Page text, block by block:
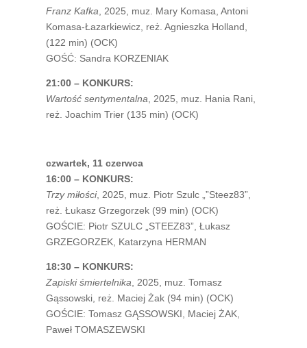
Franz Kafka , 2025, muz. Mary Komasa, Antoni
Komasa-Łazarkiewicz, reż. Agnieszka Holland,
(122 min) (OCK)
GOŚĆ: Sandra KORZENIAK
21:00 – KONKURS:
Wartość sentymentalna , 2025, muz. Hania Rani,
reż. Joachim Trier (135 min) (OCK)
czwartek, 11 czerwca
16:00 – KONKURS:
Trzy miłości, 2025, muz. Piotr Szulc „”Steez83”,
reż. Łukasz Grzegorzek (99 min) (OCK)
GOŚCIE: Piotr SZULC „STEEZ83”, Łukasz
GRZEGORZEK, Katarzyna HERMAN
18:30 – KONKURS:
Zapiski śmiertelnika, 2025, muz. Tomasz
Gąssowski, reż. Maciej Żak (94 min) (OCK)
GOŚCIE: Tomasz GĄSSOWSKI, Maciej ŻAK,
Paweł TOMASZEWSKI